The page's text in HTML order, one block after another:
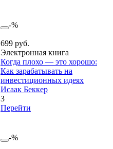
-%
699 руб.
Электронная книга
Когда плохо — это хорошо:
Как зарабатывать на
инвестиционных идеях
Исаак Беккер
3
Перейти
-%